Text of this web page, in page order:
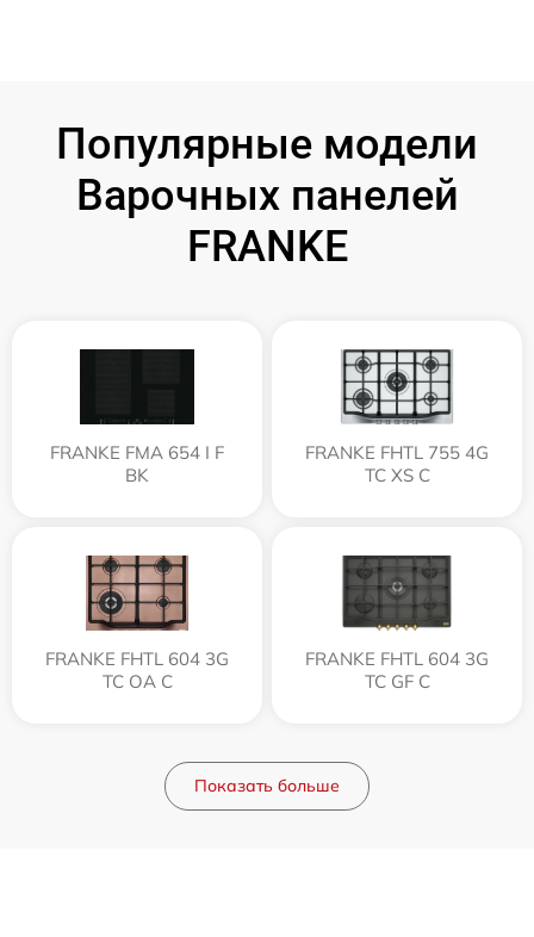
Популярные модели
Варочных панелей
FRANKE
FRANKE FMA 654 I F
BK
FRANKE FHTL 755 4G
TC XS C
FRANKE FHTL 604 3G
TC OA C
FRANKE FHTL 604 3G
TC GF C
Показать больше